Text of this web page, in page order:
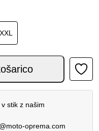
XXL
stik z našim
oprema.com